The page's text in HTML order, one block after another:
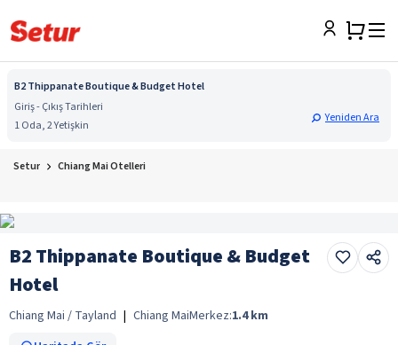
B2 Thippanate Boutique & Budget Hotel
Giriş - Çıkış Tarihleri
1 Oda, 2 Yetişkin
Yeniden Ara
Setur Chiang Mai Otelleri
B2 Thippanate Boutique & Budget
Hotel
Chiang Mai / Tayland | Chiang MaiMerkez:1.4 km